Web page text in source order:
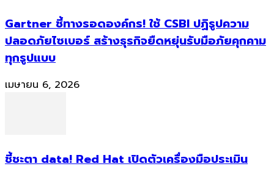
Gartner ชี้ทางรอดองค์กร! ใช้ CSBI ปฏิรูปความ
ปลอดภัยไซเบอร์ สร้างธุรกิจยืดหยุ่นรับมือภัยคุกคาม
ทุกรูปแบบ
เมษายน 6, 2026
ชี้ชะตา data! Red Hat เปิดตัวเครื่องมือประเมิน